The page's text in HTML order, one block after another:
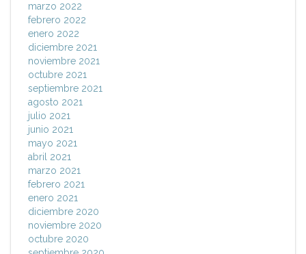
marzo 2022
febrero 2022
enero 2022
diciembre 2021
noviembre 2021
octubre 2021
septiembre 2021
agosto 2021
julio 2021
junio 2021
mayo 2021
abril 2021
marzo 2021
febrero 2021
enero 2021
diciembre 2020
noviembre 2020
octubre 2020